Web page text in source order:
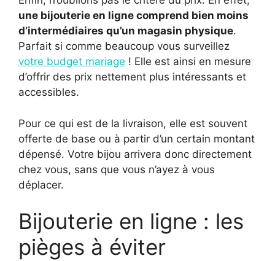
une bijouterie en ligne comprend bien moins
d’intermédiaires qu’un magasin physique.
Parfait si comme beaucoup vous surveillez
votre budget mariage ! Elle est ainsi en mesure
d’offrir des prix nettement plus intéressants et
accessibles.
Pour ce qui est de la livraison, elle est souvent
offerte de base ou à partir d’un certain montant
dépensé. Votre bijou arrivera donc directement
chez vous, sans que vous n’ayez à vous
déplacer.
Bijouterie en ligne : les
pièges à éviter